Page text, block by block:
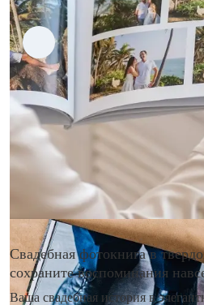
Свадебная фотокнига в
сохраните воспоминания
Ваша свадебная история в